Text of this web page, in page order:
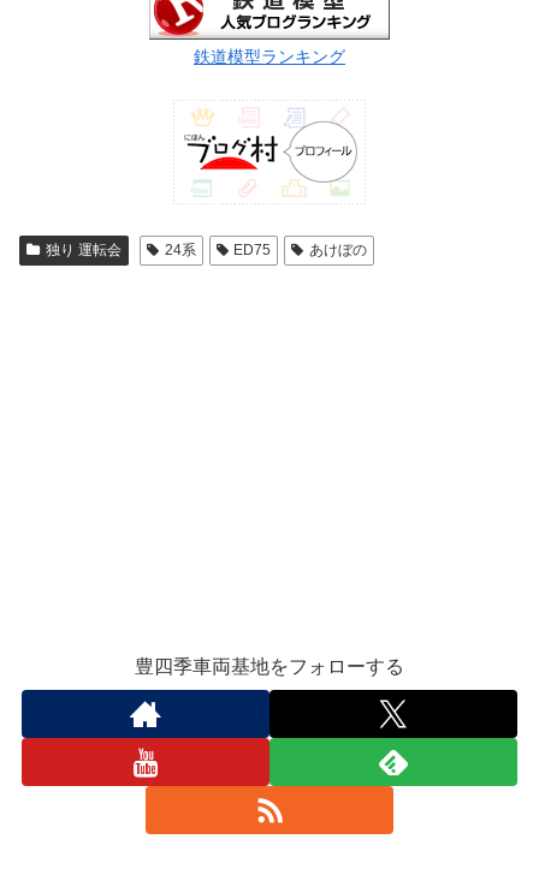
鉄道模型ランキング
独り 運転会 24系 ED75 あけぼの
豊四季車両基地をフォローする